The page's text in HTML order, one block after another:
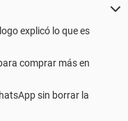
explicó lo que es
comprar más en
sin borrar la